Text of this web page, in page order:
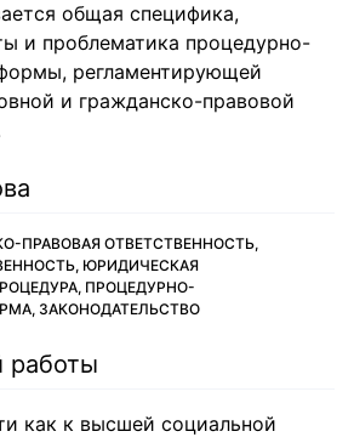
общая специфика,
и проблематика процедурно-
регламентирующей
и гражданско-правовой
ПРАВОВАЯ ОТВЕТСТВЕННОСТЬ,
ЮРИДИЧЕСКАЯ
ПРОЦЕДУРНО-
ЗАКОНОДАТЕЛЬСТВО
работы
как к высшей социальной